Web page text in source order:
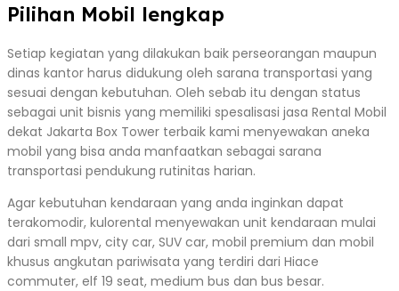
Pilihan Mobil lengkap
Setiap kegiatan yang dilakukan baik perseorangan maupun
dinas kantor harus didukung oleh sarana transportasi yang
sesuai dengan kebutuhan. Oleh sebab itu dengan status
sebagai unit bisnis yang memiliki spesalisasi jasa Rental Mobil
dekat Jakarta Box Tower terbaik kami menyewakan aneka
mobil yang bisa anda manfaatkan sebagai sarana
transportasi pendukung rutinitas harian.
Agar kebutuhan kendaraan yang anda inginkan dapat
terakomodir, kulorental menyewakan unit kendaraan mulai
dari small mpv, city car, SUV car, mobil premium dan mobil
khusus angkutan pariwisata yang terdiri dari Hiace
commuter, elf 19 seat, medium bus dan bus besar.